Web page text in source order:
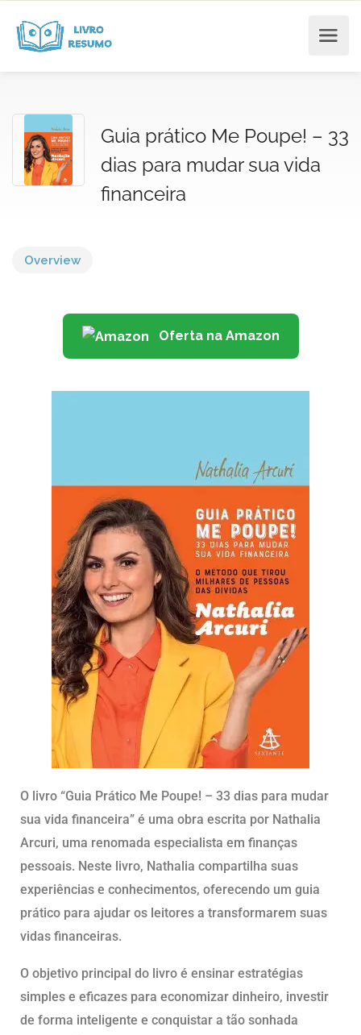
Guia prático Me Poupe! – 33
dias para mudar sua vida
financeira
Overview
Oferta na Amazon
O livro “Guia Prático Me Poupe! – 33 dias para mudar
sua vida financeira” é uma obra escrita por Nathalia
Arcuri, uma renomada especialista em finanças
pessoais. Neste livro, Nathalia compartilha suas
experiências e conhecimentos, oferecendo um guia
prático para ajudar os leitores a transformarem suas
vidas financeiras.
O objetivo principal do livro é ensinar estratégias
simples e eficazes para economizar dinheiro, investir
de forma inteligente e conquistar a tão sonhada